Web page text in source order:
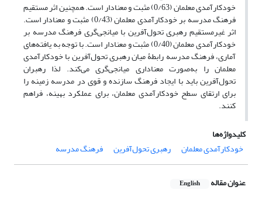
خودکارآمدی معلمان (0/63) مثبت و معنادار است. همچنین اثر مستقیم
فرهنگ مدرسه بر خودکارآمدی معلمان (0/43) مثبت و معنادار است.
اثر غیرمستقیم رهبری تحول‌آفرین با میانجی‌گری فرهنگ مدرسه بر
خودکارآمدی معلمان (0/40) مثبت و معنادار است. با توجه به یافته‌های
آماری، فرهنگ مدرسه رابطۀ میان رهبری تحول‌آفرین با خودکارآمدی
معلمان را به‌صورت معناداری میانجی‌گری می‌کند. لذا رهبران
تحول‌آفرین باید با ایجاد فرهنگ سازنده و قوی در مدرسه زمینه را
برای ارتقای سطح خودکارآمدی معلمان، برای عملکرد بهینه، فراهم
کنند.
کلیدواژه‌ها
خودکارآمدی معلمان
رهبری تحول‌آفرین فرهنگ مدرسه
عنوان مقاله English